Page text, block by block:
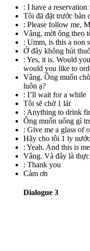
: I have a
Tôi đã đặt trước bàn
: Please follow me,
Vâng, mời ông theo
: Umm, is this a non
Ở đây không hút
: Yes, it is. Would
would you like to
Vâng. Ông muốn
luôn ạ?
: I’ll wait for a while
Tôi sẽ chờ 1 lát
: Anything to drink
Ông muốn uống gì
: Give me a glass of
Hãy cho tôi 1 ly
: Yeah. And this is
Vâng. Và đây là
: Thank you
Cảm ơn
Dialogue 3